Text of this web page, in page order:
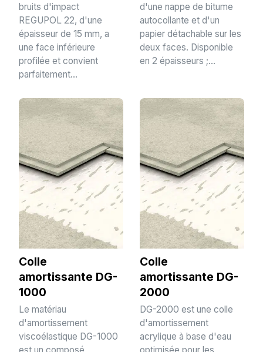
bruits d'impact
REGUPOL 22, d'une
épaisseur de 15 mm, a
une face inférieure
profilée et convient
parfaitement...
d'une nappe de bitume
autocollante et d'un
papier détachable sur les
deux faces. Disponible
en 2 épaisseurs ;...
Colle
amortissante DG-
1000
Le matériau
d'amortissement
viscoélastique DG-1000
Colle
amortissante DG-
2000
DG-2000 est une colle
d'amortissement
acrylique à base d'eau